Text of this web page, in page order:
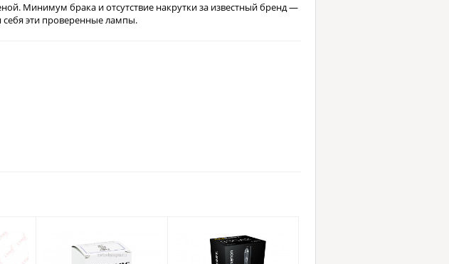
Минимум брака и отсутствие накрутки за известный бренд —
эти проверенные лампы.